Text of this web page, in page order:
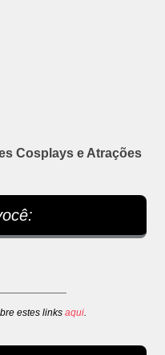
Cosplays e Atrações
estes links aqui.